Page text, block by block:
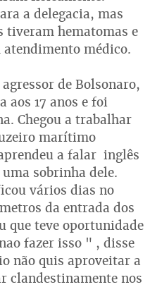
a delegacia, mas
tiveram hematomas e
atendimento médico.
de Bolsonaro,
aos 17 anos e foi
Chegou a trabalhar
marítimo
a falar inglês
sobrinha dele.
vários dias no
da entrada dos
que teve oportunidade
fazer isso " , disse
não quis aproveitar a
clandestinamente nos